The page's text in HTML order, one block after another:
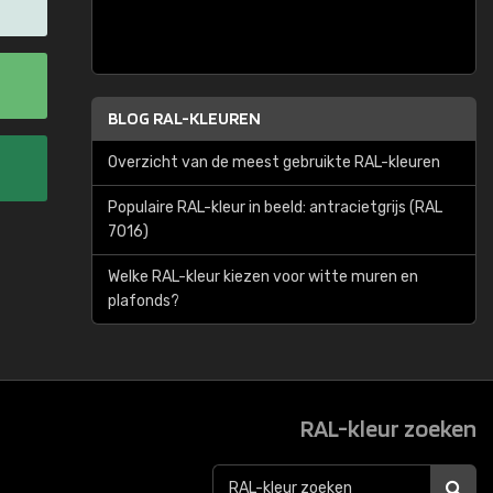
BLOG RAL-KLEUREN
Overzicht van de meest gebruikte RAL-kleuren
Populaire RAL-kleur in beeld: antracietgrijs (RAL
7016)
Welke RAL-kleur kiezen voor witte muren en
plafonds?
RAL-kleur zoeken